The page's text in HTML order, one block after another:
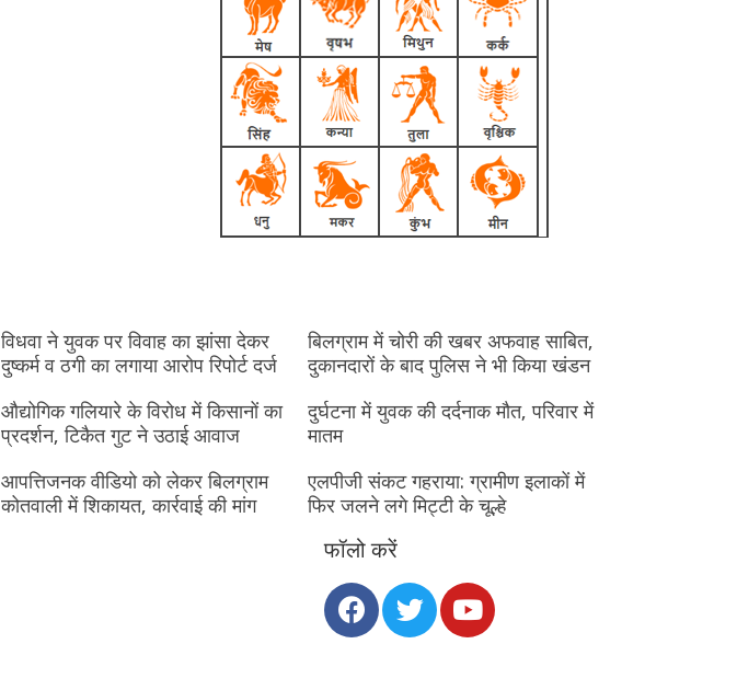
विधवा ने युवक पर विवाह का झांसा देकर
दुष्कर्म व ठगी का लगाया आरोप रिपोर्ट दर्ज
बिलग्राम में चोरी की खबर अफवाह साबित,
दुकानदारों के बाद पुलिस ने भी किया खंडन
औद्योगिक गलियारे के विरोध में किसानों का
प्रदर्शन, टिकैत गुट ने उठाई आवाज
दुर्घटना में युवक की दर्दनाक मौत, परिवार में
मातम
आपत्तिजनक वीडियो को लेकर बिलग्राम
कोतवाली में शिकायत, कार्रवाई की मांग
एलपीजी संकट गहराया: ग्रामीण इलाकों में
फिर जलने लगे मिट्टी के चूल्हे
फॉलो करें